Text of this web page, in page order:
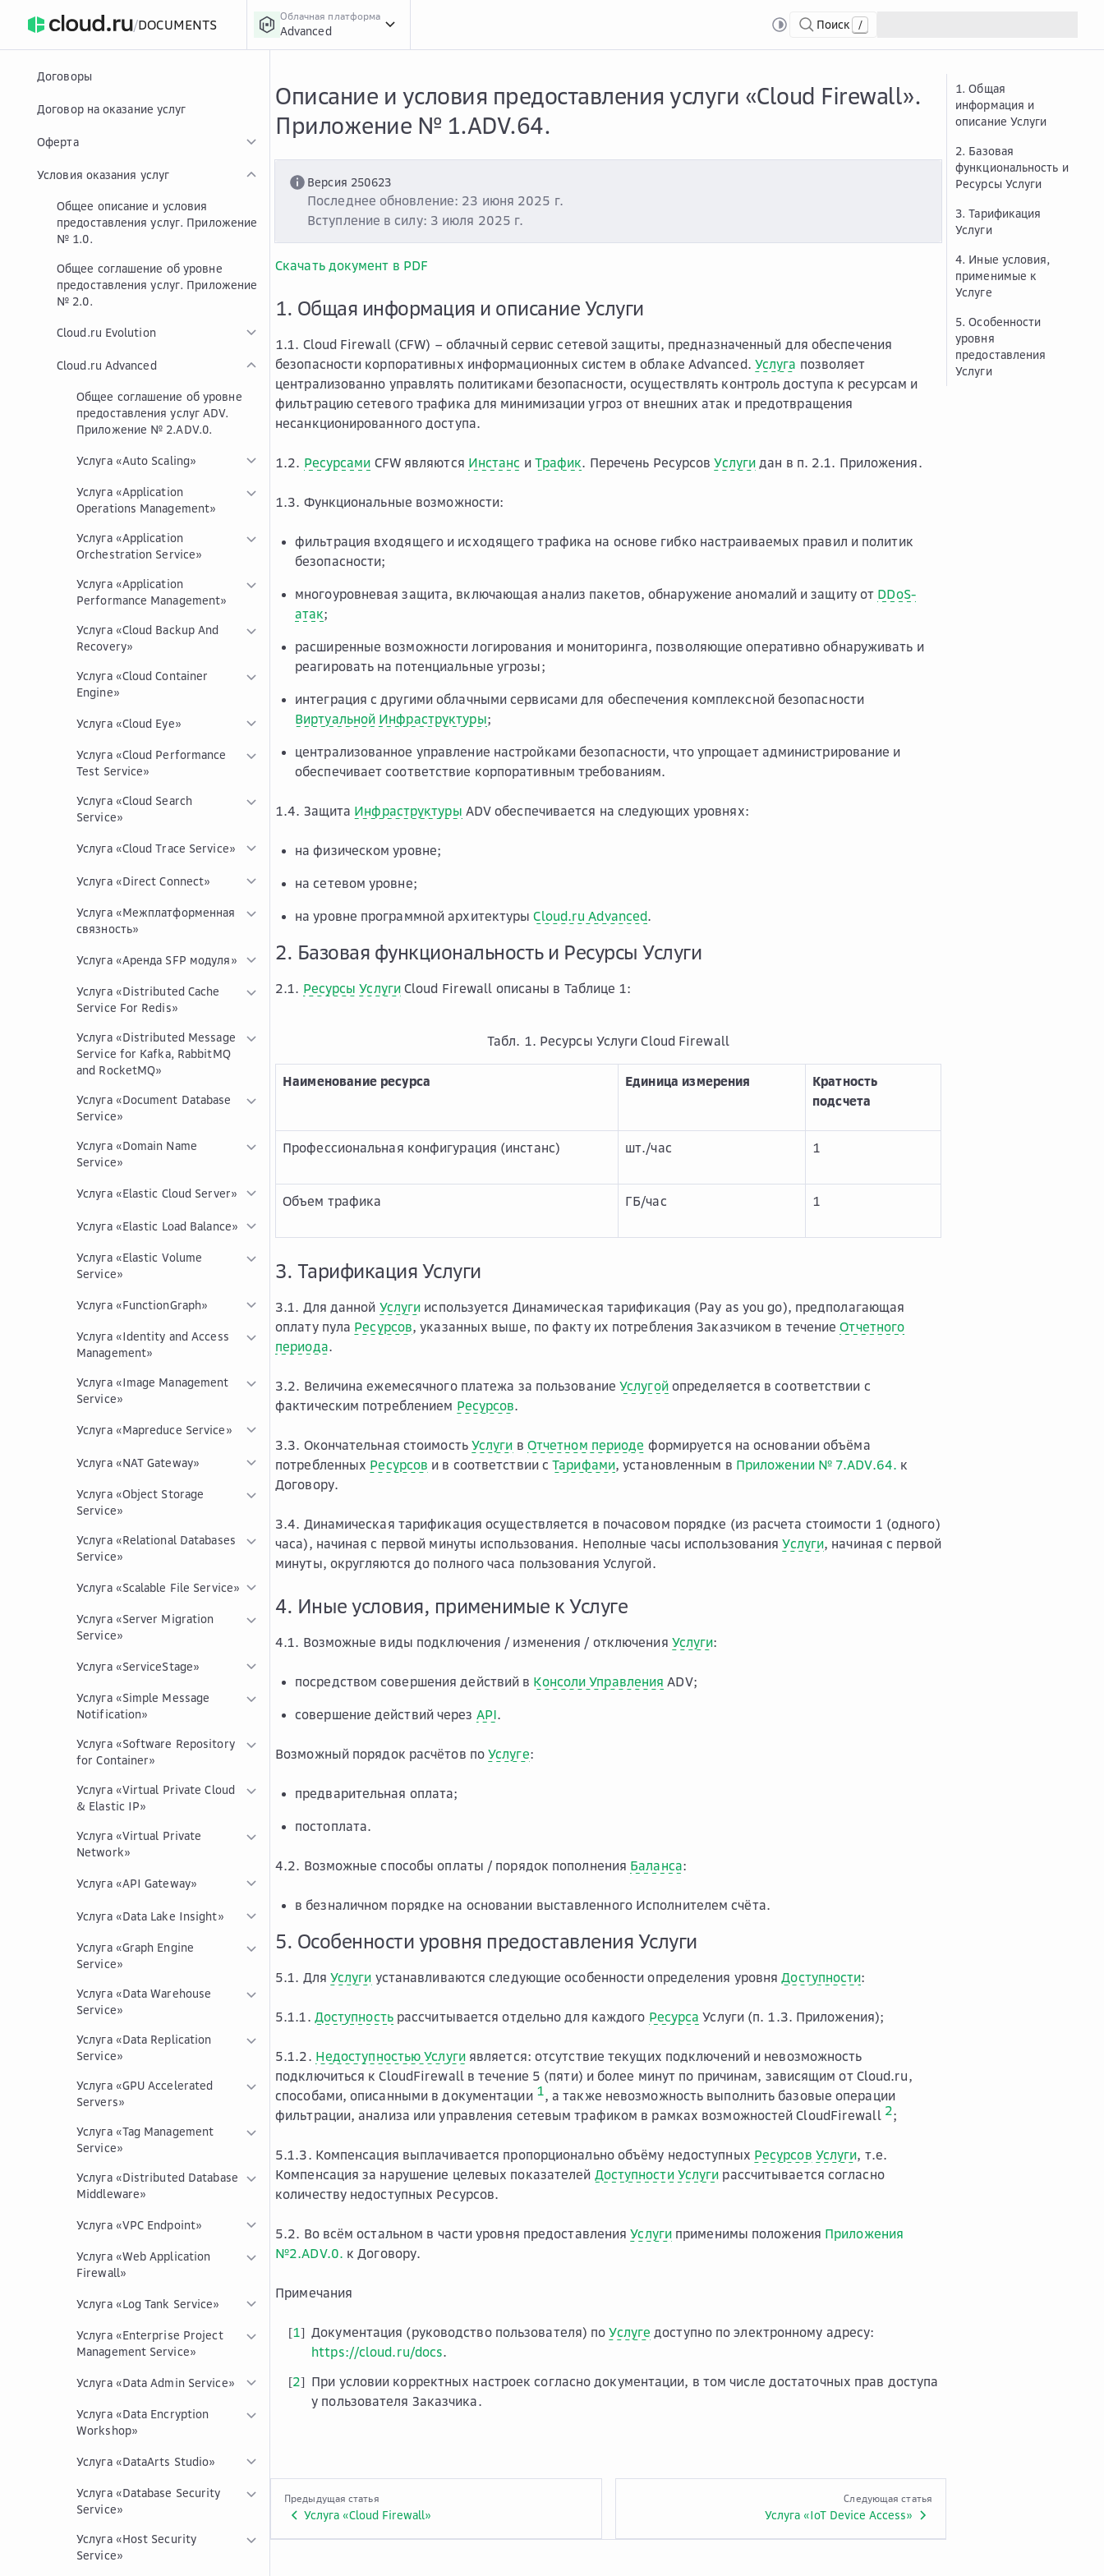
/DOCUMENTS
Облачная платформа
Advanced Поиск /
Договоры
Договор на оказание услуг
Оферта
Условия оказания услуг
Общее описание и условия
предоставления услуг. Приложение
№ 1.0.
Общее соглашение об уровне
предоставления услуг. Приложение
№ 2.0.
Cloud.ru Evolution
Cloud.ru Advanced
Общее соглашение об уровне
предоставления услуг ADV.
Приложение № 2.ADV.0.
Услуга «Auto Scaling»
Услуга «Application
Operations Management»
Услуга «Application
Orchestration Service»
Услуга «Application
Performance Management»
Услуга «Cloud Backup And
Recovery»
Услуга «Cloud Container
Engine»
Услуга «Cloud Eye»
Услуга «Cloud Performance
Test Service»
Услуга «Cloud Search
Service»
Услуга «Cloud Trace Service»
Услуга «Direct Connect»
Услуга «Межплатформенная
связность»
Услуга «Аренда SFP модуля»
Услуга «Distributed Cache
Service For Redis»
Услуга «Distributed Message
Service for Kafka, RabbitMQ
and RocketMQ»
Услуга «Document Database
Service»
Услуга «Domain Name
Service»
Услуга «Elastic Cloud Server»
Услуга «Elastic Load Balance»
Услуга «Elastic Volume
Service»
Услуга «FunctionGraph»
Услуга «Identity and Access
Management»
Услуга «Image Management
Service»
Услуга «Mapreduce Service»
Услуга «NAT Gateway»
Услуга «Object Storage
Service»
Услуга «Relational Databases
Service»
Услуга «Scalable File Service»
Услуга «Server Migration
Service»
Услуга «ServiceStage»
Услуга «Simple Message
Notification»
Услуга «Software Repository
for Container»
Услуга «Virtual Private Cloud
& Elastic IP»
Услуга «Virtual Private
Network»
Услуга «API Gateway»
Услуга «Data Lake Insight»
Услуга «Graph Engine
Service»
Услуга «Data Warehouse
Service»
Услуга «Data Replication
Service»
Услуга «GPU Accelerated
Servers»
Услуга «Tag Management
Service»
Услуга «Distributed Database
Middleware»
Услуга «VPC Endpoint»
Услуга «Web Application
Firewall»
Услуга «Log Tank Service»
Услуга «Enterprise Project
Management Service»
Услуга «Data Admin Service»
Услуга «Data Encryption
Workshop»
Услуга «DataArts Studio»
Услуга «Database Security
Service»
Услуга «Host Security
Service»
Описание и условия предоставления услуги «Cloud Firewall».
Приложение № 1.ADV.64.
Версия 250623
Последнее обновление: 23 июня 2025 г.
Вступление в силу: 3 июля 2025 г.
Скачать документ в PDF
1. Общая информация и описание Услуги
1.1. Cloud Firewall (CFW) – облачный сервис сетевой защиты, предназначенный для обеспечения
безопасности корпоративных информационных систем в облаке Advanced. Услуга позволяет
централизованно управлять политиками безопасности, осуществлять контроль доступа к ресурсам и
фильтрацию сетевого трафика для минимизации угроз от внешних атак и предотвращения
несанкционированного доступа.
1.2. Ресурсами CFW являются Инстанс и Трафик. Перечень РесурсовУслуги дан в п. 2.1. Приложения.
1.3. Функциональные возможности:
фильтрация входящего и исходящего трафика на основе гибко настраиваемых правил и политик
безопасности;
многоуровневая защита, включающая анализ пакетов, обнаружение аномалий и защиту от DDoS-
атак;
расширенные возможности логирования и мониторинга, позволяющие оперативно обнаруживать и
реагировать на потенциальные угрозы;
интеграция с другими облачными сервисами для обеспечения комплексной безопасности
Виртуальной Инфраструктуры;
централизованное управление настройками безопасности, что упрощает администрирование и
обеспечивает соответствие корпоративным требованиям.
1.4. Защита Инфраструктуры ADV обеспечивается на следующих уровнях:
на физическом уровне;
на сетевом уровне;
на уровне программной архитектурыCloud.ru Advanced.
2. Базовая функциональность и Ресурсы Услуги
2.1. Ресурсы УслугиCloud Firewall описаны в Таблице 1:
Табл. 1. Ресурсы Услуги Cloud Firewall
Наименование ресурса Единица измерения
Кратность
подсчета
Профессиональная конфигурация (инстанс) шт./час 1
Объем трафика ГБ/час 1
3. Тарификация Услуги
3.1. Для данной Услуги используется Динамическая тарификация (Pay as you go), предполагающая
оплату пула Ресурсов, указанных выше, по факту их потребления Заказчиком в течениеОтчетного
периода.
3.2. Величина ежемесячного платежа за пользованиеУслугойопределяется в соответствии с
фактическим потреблением Ресурсов.
3.3. Окончательная стоимость Услуги в Отчетном периоде формируется на основании объёма
потребленных Ресурсов и в соответствии сТарифами, установленным в Приложении № 7.ADV.64. к
Договору.
3.4. Динамическая тарификация осуществляется в почасовом порядке (из расчета стоимости 1 (одного)
часа), начиная с первой минуты использования. Неполные часы использованияУслуги, начиная с первой
минуты, округляются до полного часа пользования Услугой.
4. Иные условия, применимые к Услуге
4.1. Возможные виды подключения / изменения / отключения Услуги:
посредством совершения действий в Консоли Управления ADV;
совершение действий через API.
Возможный порядок расчётов поУслуге:
предварительная оплата;
постоплата.
4.2. Возможные способы оплаты / порядок пополнения Баланса:
в безналичном порядке на основании выставленного Исполнителем счёта.
5. Особенности уровня предоставления Услуги
5.1. Для Услуги устанавливаются следующие особенности определения уровняДоступности:
5.1.1. Доступностьрассчитывается отдельно для каждого Ресурса Услуги (п. 1.3. Приложения);
5.1.2. Недоступностью Услугиявляется: отсутствие текущих подключений и невозможность
подключиться к CloudFirewall в течение 5 (пяти) и более минут по причинам, зависящим от Cloud.ru,
способами, описанными в документации 1, а также невозможность выполнить базовые операции
фильтрации, анализа или управления сетевым трафиком в рамках возможностей CloudFirewall 2;
5.1.3. Компенсация выплачивается пропорционально объёму недоступных Ресурсов Услуги, т.е.
Компенсация за нарушение целевых показателей Доступности Услуги рассчитывается согласно
количеству недоступных Ресурсов.
5.2. Во всём остальном в части уровня предоставленияУслугиприменимы положения Приложения
№2.ADV.0. к Договору.
Примечания
[1] Документация (руководство пользователя) поУслуге доступно по электронному адресу:
https://cloud.ru/docs.
[2] При условии корректных настроек согласно документации, в том числе достаточных прав доступа
у пользователя Заказчика.
Предыдущая статья
Услуга «Cloud Firewall»
Следующая статья
Услуга «IoT Device Access»
1. Общая
информация и
описание Услуги
2. Базовая
функциональность и
Ресурсы Услуги
3. Тарификация
Услуги
4. Иные условия,
применимые к
Услуге
5. Особенности
уровня
предоставления
Услуги